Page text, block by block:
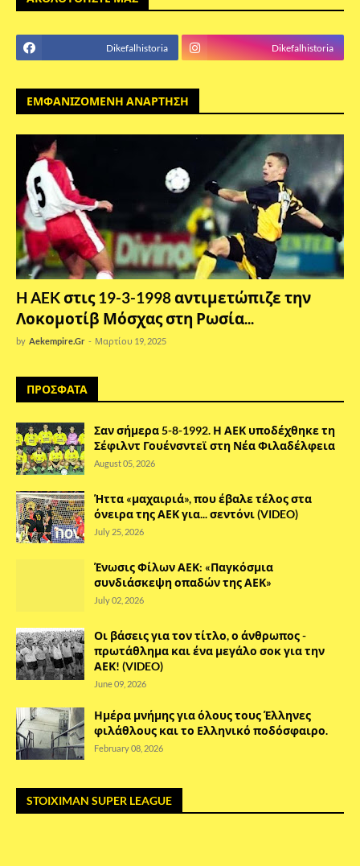
Dikefalhistoria Dikefalhistoria
ΕΜΦΑΝΙΖΟΜΕΝΗ ΑΝΑΡΤΗΣΗ
H AEK στις 19-3-1998 αντιμετώπιζε την
Λοκομοτίβ Μόσχας στη Ρωσία...
by Aekempire.Gr - Μαρτίου 19, 2025
ΠΡΟΣΦΑΤΑ
Σαν σήμερα 5-8-1992. Η ΑΕΚ υποδέχθηκε τη
Σέφιλντ Γουένσντεϊ στη Νέα Φιλαδέλφεια
August 05, 2026
Ήττα «μαχαιριά», που έβαλε τέλος στα
όνειρα της ΑΕΚ για... σεντόνι (VIDEO)
July 25, 2026
Ένωσις Φίλων ΑΕΚ: «Παγκόσμια
συνδιάσκεψη οπαδών της ΑΕΚ»
July 02, 2026
Οι βάσεις για τον τίτλο, ο άνθρωπος -
πρωτάθλημα και ένα μεγάλο σοκ για την
ΑΕΚ! (VIDEO)
June 09, 2026
Ημέρα μνήμης για όλους τους Έλληνες
φιλάθλους και το Ελληνικό ποδόσφαιρο.
February 08, 2026
STOIXIMAN SUPER LEAGUE